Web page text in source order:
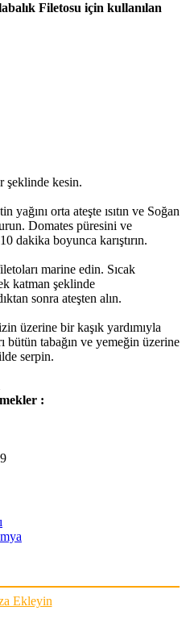
Filetosu için kullanılan
şeklinde kesin.
orta ateşte ısıtın ve Soğan
Domates püresini ve
dakika boyunca karıştırın.
marine edin. Sıcak
katman şeklinde
sonra ateşten alın.
üzerine bir kaşık yardımıyla
bütün tabağın ve yemeğin üzerine
serpin.
:
Ekleyin